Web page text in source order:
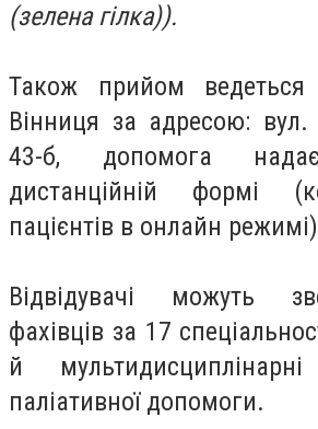
(зелена гілка)).
Також прийом
Вінниця за адресою:
43-б, допомога
дистанційній формі
пацієнтів в онлайн
Відвідувачі можуть
фахівців за 17
й
паліативної допомоги.